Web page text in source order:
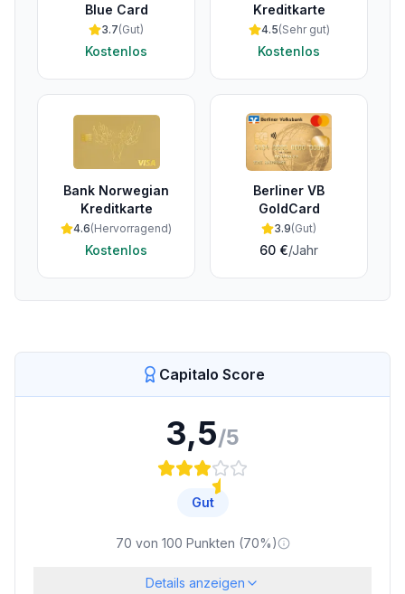
Blue Card
3.7(Gut)
Kostenlos
Kreditkarte
4.5(Sehr gut)
Kostenlos
Bank Norwegian
Kreditkarte
4.6(Hervorragend)
Kostenlos
Berliner VB
GoldCard
3.9(Gut)
60 €/Jahr
Capitalo Score
3,5/5
Gut
70 von 100 Punkten (70%)
Details anzeigen